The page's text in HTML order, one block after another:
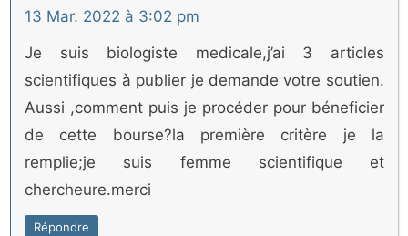
13 Mar. 2022 à 3:02 pm
Je suis biologiste medicale,j’ai 3 articles
scientifiques à publier je demande votre soutien.
Aussi ,comment puis je procéder pour béneficier
de cette bourse?la première critère je la
remplie;je suis femme scientifique et
chercheure.merci
Répondre